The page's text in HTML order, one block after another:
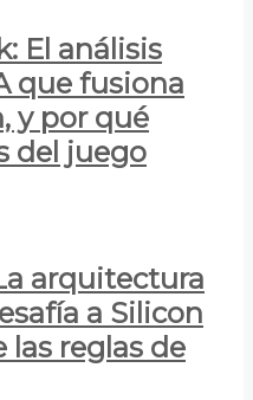
El análisis
que fusiona
y por qué
del juego
arquitectura
a Silicon
las reglas de